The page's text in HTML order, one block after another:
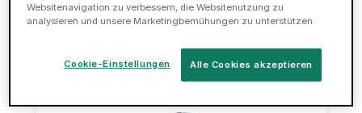
Jetzt buchen
Websitenavigation zu verbessern, die Websitenutzung zu
analysieren und unsere Marketingbemühungen zu unterstützen.
Alle Cookies akzeptieren
Cookie-Einstellungen